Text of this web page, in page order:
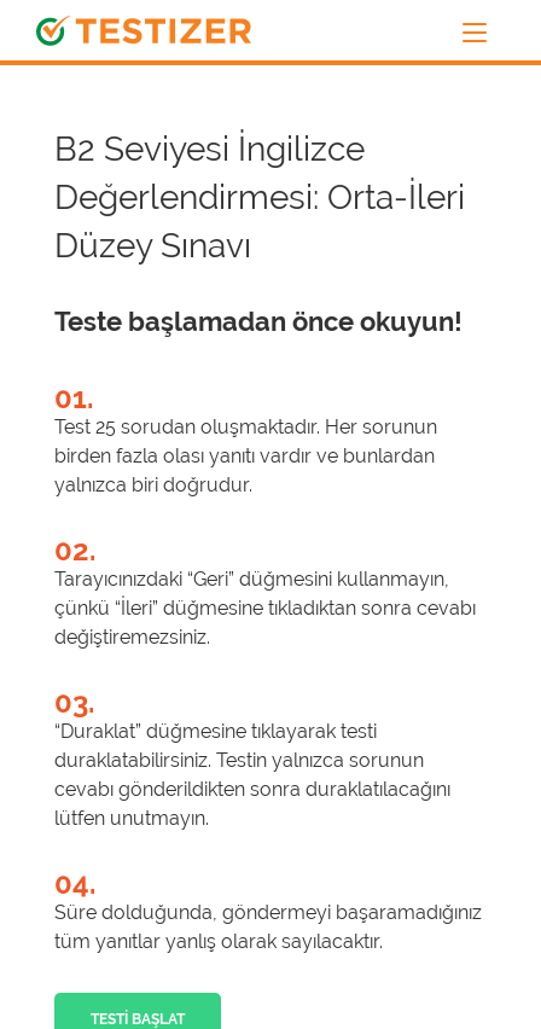
B2 Seviyesi İngilizce
Değerlendirmesi: Orta-İleri
Düzey Sınavı
Teste başlamadan önce okuyun!
01.
Test 25 sorudan oluşmaktadır. Her sorunun
birden fazla olası yanıtı vardır ve bunlardan
yalnızca biri doğrudur.
02.
Tarayıcınızdaki “Geri” düğmesini kullanmayın,
çünkü “İleri” düğmesine tıkladıktan sonra cevabı
değiştiremezsiniz.
03.
“Duraklat” düğmesine tıklayarak testi
duraklatabilirsiniz. Testin yalnızca sorunun
cevabı gönderildikten sonra duraklatılacağını
lütfen unutmayın.
04.
Süre dolduğunda, göndermeyi başaramadığınız
tüm yanıtlar yanlış olarak sayılacaktır.
TESTI BAŞLAT